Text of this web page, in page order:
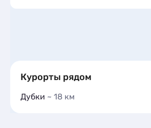
Курорты рядом
Дубки ~ 18 км